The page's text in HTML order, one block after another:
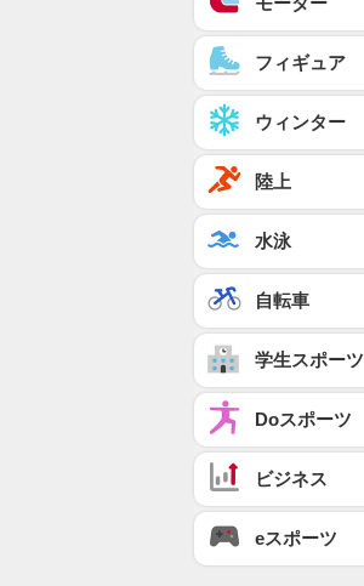
フィギュア
ウィンター
陸上
水泳
自転車
学生スポーツ
Doスポーツ
ビジネス
eスポーツ